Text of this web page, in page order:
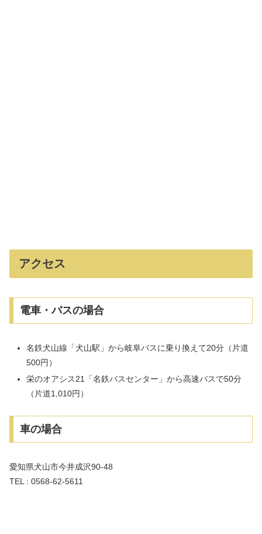
アクセス
電車・バスの場合
名鉄犬山線「犬山駅」から岐阜バスに乗り換えて20分（片道
500円）
栄のオアシス21「名鉄バスセンター」から高速バスで50分
（片道1,010円）
車の場合
愛知県犬山市今井成沢90-48
TEL : 0568-62-5611